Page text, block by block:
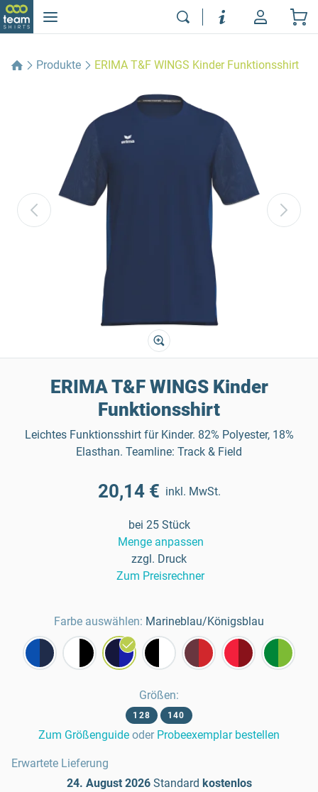
Produkte ERIMA T&F WINGS Kinder Funktionsshirt
ERIMA T&F WINGS Kinder
Funktionsshirt
Leichtes Funktionsshirt für Kinder. 82% Polyester, 18%
Elasthan. Teamline: Track & Field
20,14 € inkl. MwSt.
bei 25 Stück
Menge anpassen
zzgl. Druck
Zum Preisrechner
Farbe auswählen: Marineblau/Königsblau
Größen:
128 140
Zum Größenguide oder Probeexemplar bestellen
Erwartete Lieferung
24. August 2026 Standard kostenlos